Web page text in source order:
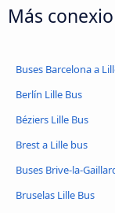
Más
Buses Barcelona a
Berlín Lille Bus
Béziers Lille Bus
Brest a Lille bus
Buses Brive-la-
Bruselas Lille Bus